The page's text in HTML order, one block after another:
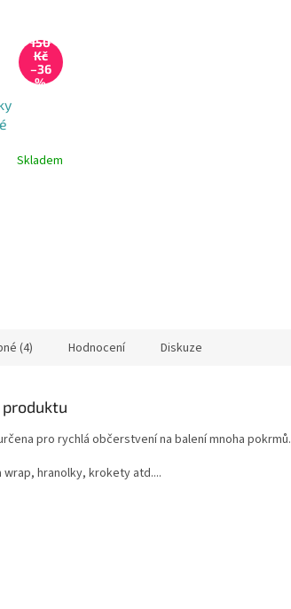
150
Kč
–36
%
Skladem
(4) Hodnocení Diskuze
pro rychlá občerstvení na balení mnoha pokrmů.
wrap, hranolky, krokety atd....